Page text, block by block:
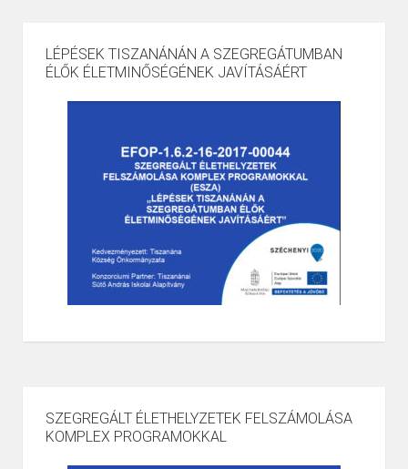
LÉPÉSEK TISZANÁNÁN A SZEGREGÁTUMBAN
ÉLŐK ÉLETMINŐSÉGÉNEK JAVÍTÁSÁÉRT
SZEGREGÁLT ÉLETHELYZETEK FELSZÁMOLÁSA
KOMPLEX PROGRAMOKKAL